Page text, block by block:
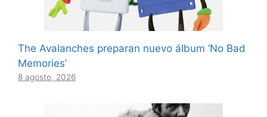
The Avalanches preparan nuevo álbum ‘No Bad
Memories’
8 agosto, 2026